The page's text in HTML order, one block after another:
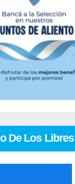
De Los Libres